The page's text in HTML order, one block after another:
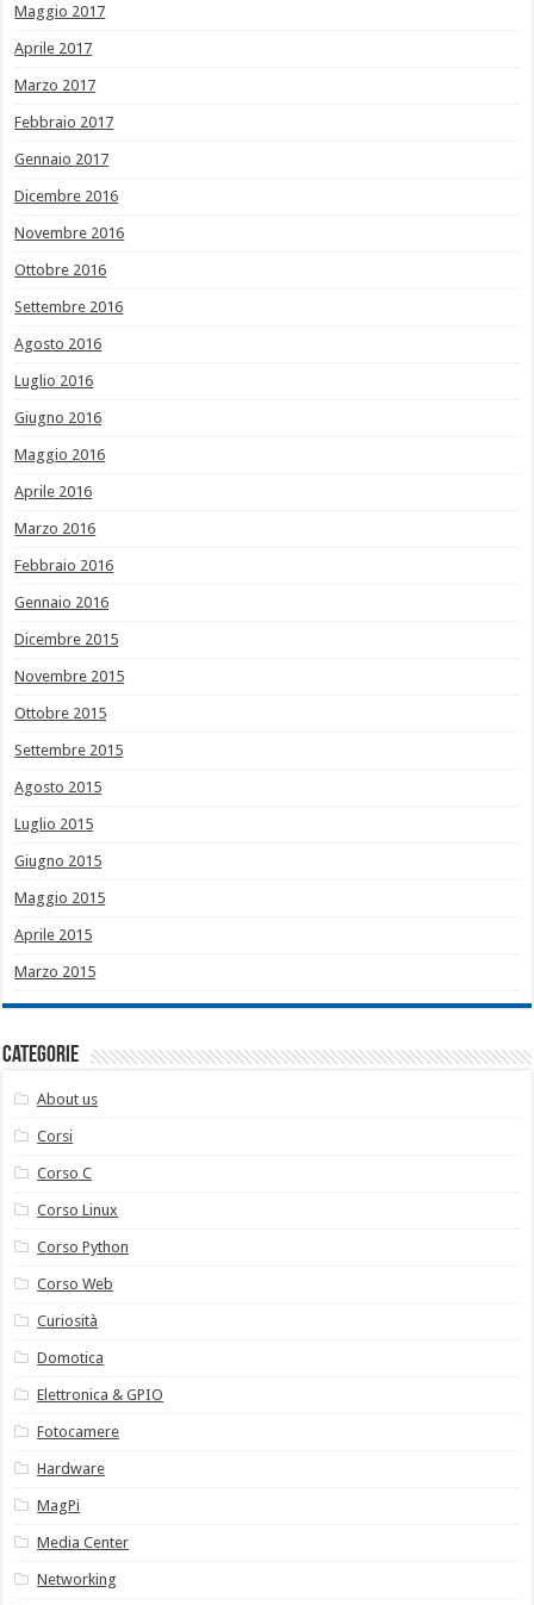
Maggio 2017
Aprile 2017
Marzo 2017
Febbraio 2017
Gennaio 2017
Dicembre 2016
Novembre 2016
Ottobre 2016
Settembre 2016
Agosto 2016
Luglio 2016
Giugno 2016
Maggio 2016
Aprile 2016
Marzo 2016
Febbraio 2016
Gennaio 2016
Dicembre 2015
Novembre 2015
Ottobre 2015
Settembre 2015
Agosto 2015
Luglio 2015
Giugno 2015
Maggio 2015
Aprile 2015
Marzo 2015
Categorie
About us
Corsi
Corso C
Corso Linux
Corso Python
Corso Web
Curiosità
Domotica
Elettronica & GPIO
Fotocamere
Hardware
MagPi
Media Center
Networking